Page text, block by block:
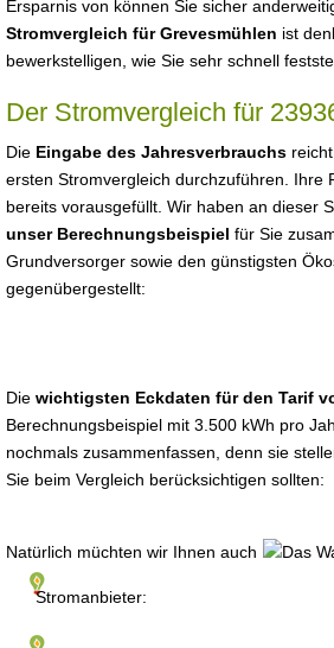
Ersparnis von können Sie sicher
Stromvergleich für Grevesmühlen ist
bewerkstelligen, wie Sie sehr schnell
Der Stromvergleich für
Die Eingabe des Jahresverbrauchs
ersten Stromvergleich durchzuführen. Ihre
bereits vorausgefüllt. Wir haben an dieser
unser Berechnungsbeispiel für Sie
Grundversorger sowie den günstigsten
gegenübergestellt:
Die wichtigsten Eckdaten für den Tarif
Berechnungsbeispiel mit 3.500 kWh pro
nochmals zusammenfassen, denn sie
Sie beim Vergleich berücksichtigen sollten:
Stromanbieter:
Natürlich müchten wir Ihnen auch